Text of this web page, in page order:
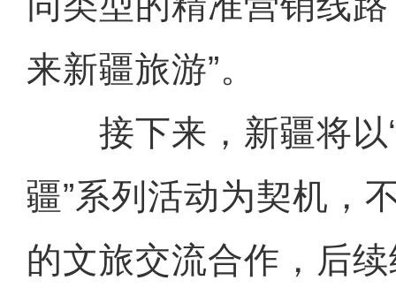
来新疆旅游”。
接下来，新疆将以“
疆”系列活动为契机，
的文旅交流合作，后